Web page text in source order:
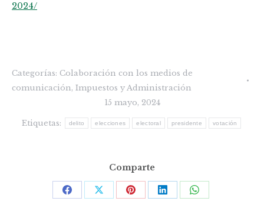
2024/
Categorías: Colaboración con los medios de
comunicación, Impuestos y Administración
15 mayo, 2024
Etiquetas: delito elecciones electoral presidente votación
Comparte
ShareShareShareShareShare